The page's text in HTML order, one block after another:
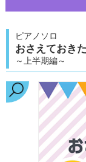
ピアノソロ
おさえておき
～上半期編～